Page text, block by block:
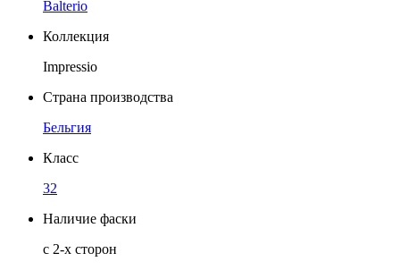
Balterio
Коллекция
Impressio
Страна производства
Бельгия
Класс
32
Наличие фаски
с 2-х сторон